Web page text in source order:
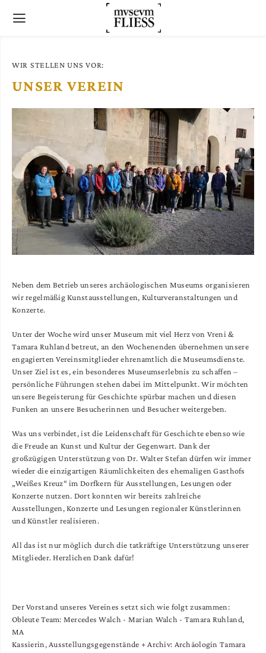
WIR STELLEN UNS VOR:
UNSER VEREIN
Neben dem Betrieb unseres archäologischen Museums organisieren
wir regelmäßig Kunstausstellungen, Kulturveranstaltungen und
Konzerte.
Unter der Woche wird unser Museum mit viel Herz von Vreni &
Tamara Ruhland betreut, an den Wochenenden übernehmen unsere
engagierten Vereinsmitglieder ehrenamtlich die Museumsdienste.
Unser Ziel ist es, ein besonderes Museumserlebnis zu schaffen –
persönliche Führungen stehen dabei im Mittelpunkt. Wir möchten
unsere Begeisterung für Geschichte spürbar machen und diesen
Funken an unsere Besucherinnen und Besucher weitergeben.
Was uns verbindet, ist die Leidenschaft für Geschichte ebenso wie
die Freude an Kunst und Kultur der Gegenwart. Dank der
großzügigen Unterstützung von Dr. Walter Stefan dürfen wir immer
wieder die einzigartigen Räumlichkeiten des ehemaligen Gasthofs
„Weißes Kreuz“ im Dorfkern für Ausstellungen, Lesungen oder
Konzerte nutzen. Dort konnten wir bereits zahlreiche
Ausstellungen, Konzerte und Lesungen regionaler Künstlerinnen
und Künstler realisieren.
All das ist nur möglich durch die tatkräftige Unterstützung unserer
Mitglieder. Herzlichen Dank dafür!
Der Vorstand unseres Vereines setzt sich wie folgt zusammen:
Obleute Team: Mercedes Walch - Marian Walch - Tamara Ruhland,
MA
Kassierin, Ausstellungsgegenstände + Archiv: Archäologin Tamara